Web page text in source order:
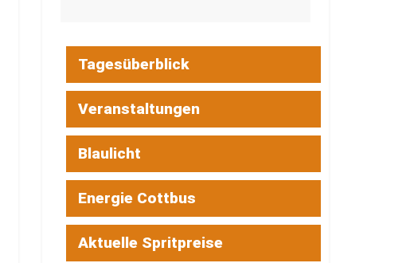
Tagesüberblick
Veranstaltungen
Blaulicht
Energie Cottbus
Aktuelle Spritpreise